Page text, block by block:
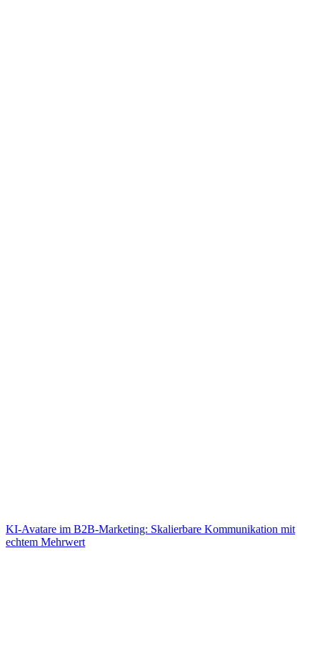
KI-Avatare im B2B-Marketing: Skalierbare Kommunikation mit
echtem Mehrwert